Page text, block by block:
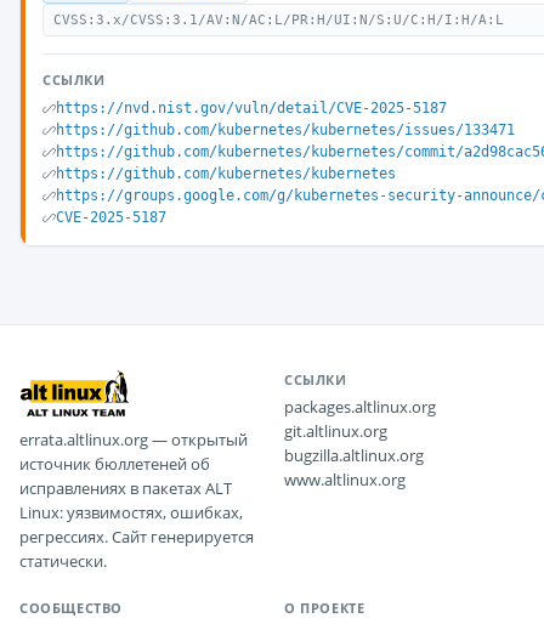
CVSS:3.x/CVSS:3.1/AV:N/AC:L/PR:H/UI:N/S:U/C:H/I:H/A:L
ССЫЛКИ
https://nvd.nist.gov/vuln/detail/CVE-2025-5187
https://github.com/kubernetes/kubernetes/issues/133471
https://github.com/kubernetes/kubernetes/commit/
https://github.com/kubernetes/kubernetes
https://groups.google.com/g/kubernetes-security-announce/c/
CVE-2025-5187
errata.altlinux.org — открытый
источник бюллетеней об
исправлениях в пакетах ALT
Linux: уязвимостях, ошибках,
регрессиях. Сайт генерируется
статически.
ССЫЛКИ
packages.altlinux.org
git.altlinux.org
bugzilla.altlinux.org
www.altlinux.org
СООБЩЕСТВО О ПРОЕКТЕ